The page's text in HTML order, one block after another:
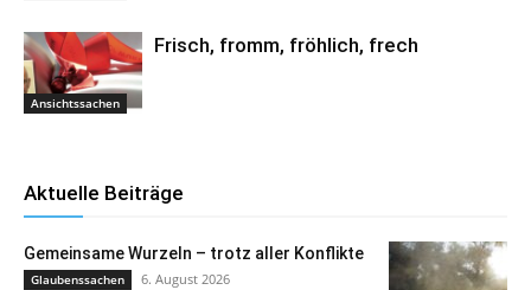
Ansichtssachen
Frisch, fromm, fröhlich, frech
Aktuelle Beiträge
Gemeinsame Wurzeln – trotz aller Konflikte
Glaubenssachen 6. August 2026